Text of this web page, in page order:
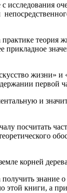
исследования
прикладное
жизни»
первой
и
посчитать
корней
этой книги, а